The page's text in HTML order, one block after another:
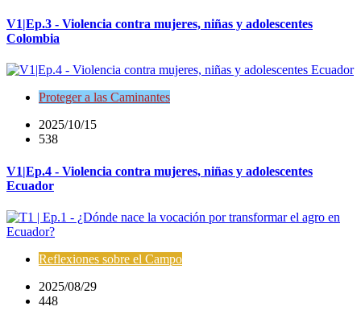
V1|Ep.3 - Violencia contra mujeres, niñas y adolescentes
Colombia
Proteger a las Caminantes
2025/10/15
538
V1|Ep.4 - Violencia contra mujeres, niñas y adolescentes
Ecuador
Reflexiones sobre el Campo
2025/08/29
448